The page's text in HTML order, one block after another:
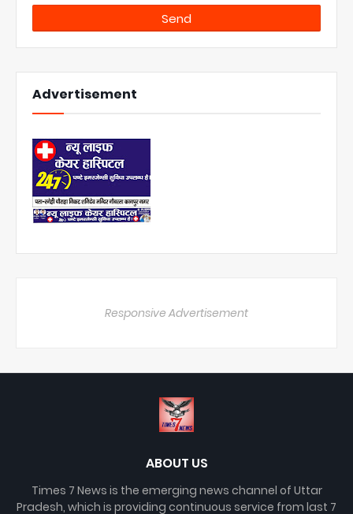
Advertisement
Responsive Advertisement
ABOUT US
Times 7 News is the emerging news channel of Uttar
Pradesh, which is providing continuous service from last 7